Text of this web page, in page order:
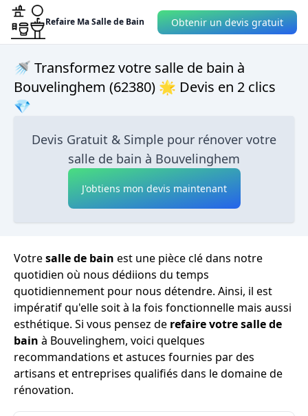
Refaire Ma Salle de Bain Obtenir un devis gratuit
🚿 Transformez votre salle de bain à
Bouvelinghem (62380) 🌟 Devis en 2 clics
💎
Devis Gratuit & Simple pour rénover votre
salle de bain à Bouvelinghem
J'obtiens mon devis maintenant
Votresalle de bain est une pièce clé dans notre
quotidien où nous dédiions du temps
quotidiennement pour nous détendre. Ainsi, il est
impératif qu'elle soit à la fois fonctionnelle mais aussi
esthétique. Si vous pensez de refaire votre salle de
bain à Bouvelinghem, voici quelques
recommandations et astuces fournies par des
artisans et entreprises qualifiés dans le domaine de
rénovation.